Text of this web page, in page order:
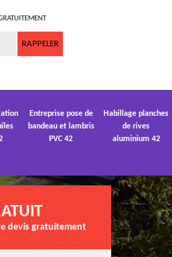
Entreprise pose de
bandeau et lambris
PVC 42
Habillage planches
de rives
aluminium 42
devis gratuitement